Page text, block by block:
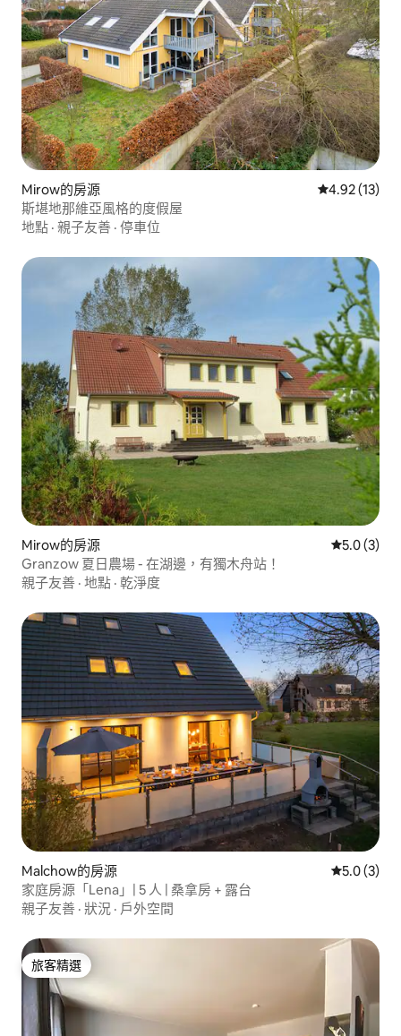
Mirow的房源 從 13 則評價
4.92 (13)
斯堪地那維亞風格的度假屋
地點 · 親子友善 · 停車位
Mirow的房源 從 3 則評
5.0 (3)
Granzow 夏日農場 - 在湖邊，有獨木舟站！
親子友善 · 地點 · 乾淨度
Malchow的房源 從 3 則評
5.0 (3)
家庭房源「Lena」| 5 人 | 桑拿房 + 露台
親子友善 · 狀況 · 戶外空間
旅客精選
旅客精選